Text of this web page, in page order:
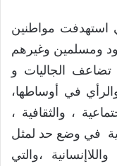
استهدفت مواطنين
ومسلمين وغيرهم
تضاعف الجاليات و
في أوساطها،
، والثقافية ،
في وضع حد لمثل
،والتي